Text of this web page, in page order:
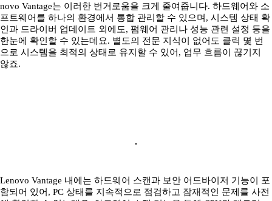
novo Vantage는 이러한 번거로움을 크게 줄여줍니다. 하드웨어와 소
프트웨어를 하나의 환경에서 통합 관리할 수 있으며, 시스템 상태 확
인과 드라이버 업데이트 외에도, 펌웨어 관리나 성능 관련 설정 등을
한눈에 확인할 수 있는데요. 별도의 전문 지식이 없어도 클릭 몇 번
으로 시스템을 최적의 상태로 유지할 수 있어, 업무 흐름이 끊기지
않죠.
Lenovo Vantage 내에는 하드웨어 스캔과 보안 어드바이저 기능이 포
함되어 있어, PC 상태를 지속적으로 점검하고 잠재적인 문제를 사전